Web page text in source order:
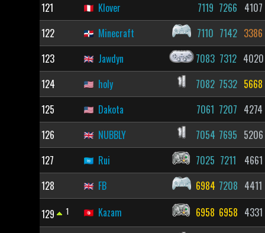
121
Klover 7119 7266 4107
122
Minecraft 7110 7142 3386
123
Jawdyn 7083 7312 4020
124
holy 7082 7532 5668
125
Dakota 7061 7207 4274
126
NUBBLY 7054 7695 5206
127
Rui 7025 7211
4661
128
FB 6984 7208 4411
129 1 Kazam 6958 6958 4331